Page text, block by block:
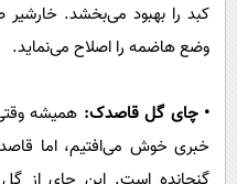
کبد را بهبود می‌بخشد. خارشیر
وضع‌ هاضمه را اصلاح می‌نماید.
• چای گل قاصدک: همیشه
خبری خوش می‌افتیم، اما